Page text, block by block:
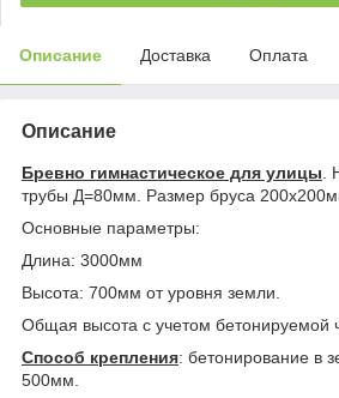
Описание Доставка Оплата
Описание
Бревно гимнастическое для улицы .
трубы Д=80мм. Размер бруса
Основные параметры:
Длина: 3000мм
Высота: 700мм от уровня земли.
Общая высота c учетом бетонируемой
Способ крепления: бетонирование в
500мм.